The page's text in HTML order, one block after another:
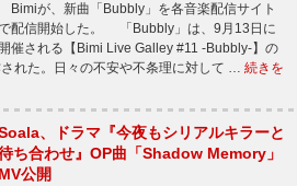
Bimiが、新曲「Bubbly」を各音楽配信サイト
配信開始した。 「Bubbly」は、9月13日に
開催される【Bimi Live Galley #11 -Bubbly-】の
れた。日々の不安や不条理に対して … 続きを
、ドラマ『今夜もシリアルキラーと
ち合わせ』OP曲「Shadow Memory」
MV公開